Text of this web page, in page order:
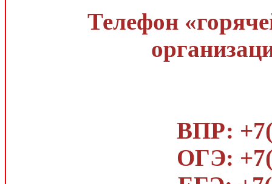
Телефон
ВПР:
ОГЭ: